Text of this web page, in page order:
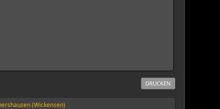
DRUCKEN
(Wickensen)